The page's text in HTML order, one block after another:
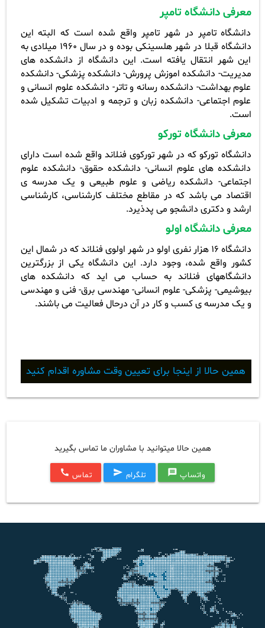
معرفی دانشگاه تامپر
دانشگاه تامپر در شهر تامپر واقع شده است که البته این
دانشگاه قبلا در شهر هلسینکی بوده و در سال 1960 میلادی به
این شهر انتقال یافته است. این دانشگاه از دانشکده های
مدیریت- دانشکده اموزش پرورش- دانشکده پزشکی- دانشکده
علوم بهداشت- دانشکده رسانه و تاتر- دانشکده علوم انسانی و
علوم اجتماعی- دانشکده زبان و ترجمه و ادبیات تشکیل شده
است.
معرفی دانشگاه تورکو
دانشگاه تورکو که در شهر تورکوی فنلاند واقع شده است دارای
دانشکده های علوم انسانی- دانشکده حقوق- دانشکده علوم
اجتماعی- دانشکده ریاضی و علوم طبیعیو یک مدرسه ی
اقتصاد می باشد که در مقاطع مختلف کارشناسی، کارشناسی
ارشد و دکتری دانشجو می پدذیرد.
معرفی دانشگاه اولو
دانشگاه 16 هزار نفری اولو در شهر اولوی فنلاند که در شمال این
کشور واقع شده، وجود دارد. این دانشگاه یکی از بزرگترین
دانشگاههای فنلاند به حساب می اید که دانشکده های
بیوشیمی- پزشکی- علوم انسانی- مهندسی برق- فنی و مهندسی
و یک مدرسه ی کسب و کار در آن درحال فعالیت می باشند.
همین حالا از اینجا برای تعیین وقت مشاوره اقدام کنید
همین حالا میتوانید با مشاوران ما تماس بگیرید
واتساپ message تلگرام send تماس call